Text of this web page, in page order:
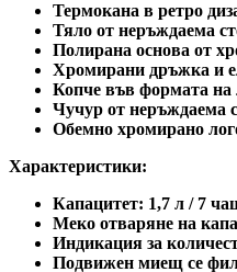
Термокана в ретро
Тяло от неръждаема
Полирана основа от
Хромирани дръжка и
Копче във формата на
Чучур от неръждаема
Обемно хромирано
Характеристики:
Капацитет: 1,7 л / 7
Меко отваряне на
Индикация за
Подвижен миещ се